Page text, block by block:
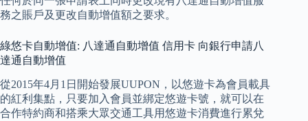
務之賬戶及更改自動增值額之要求。
綠悠卡自動增值: 八達通自動增值 信用卡 向銀行申請八
達通自動增值
從2015年4月1日開始發展UUPON，以悠遊卡為會員載具
的紅利集點，只要加入會員並綁定悠遊卡號，就可以在
合作特約商和搭乘大眾交通工具用悠遊卡消費進行累兌